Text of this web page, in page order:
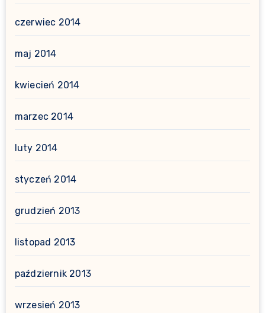
czerwiec 2014
maj 2014
kwiecień 2014
marzec 2014
luty 2014
styczeń 2014
grudzień 2013
listopad 2013
październik 2013
wrzesień 2013